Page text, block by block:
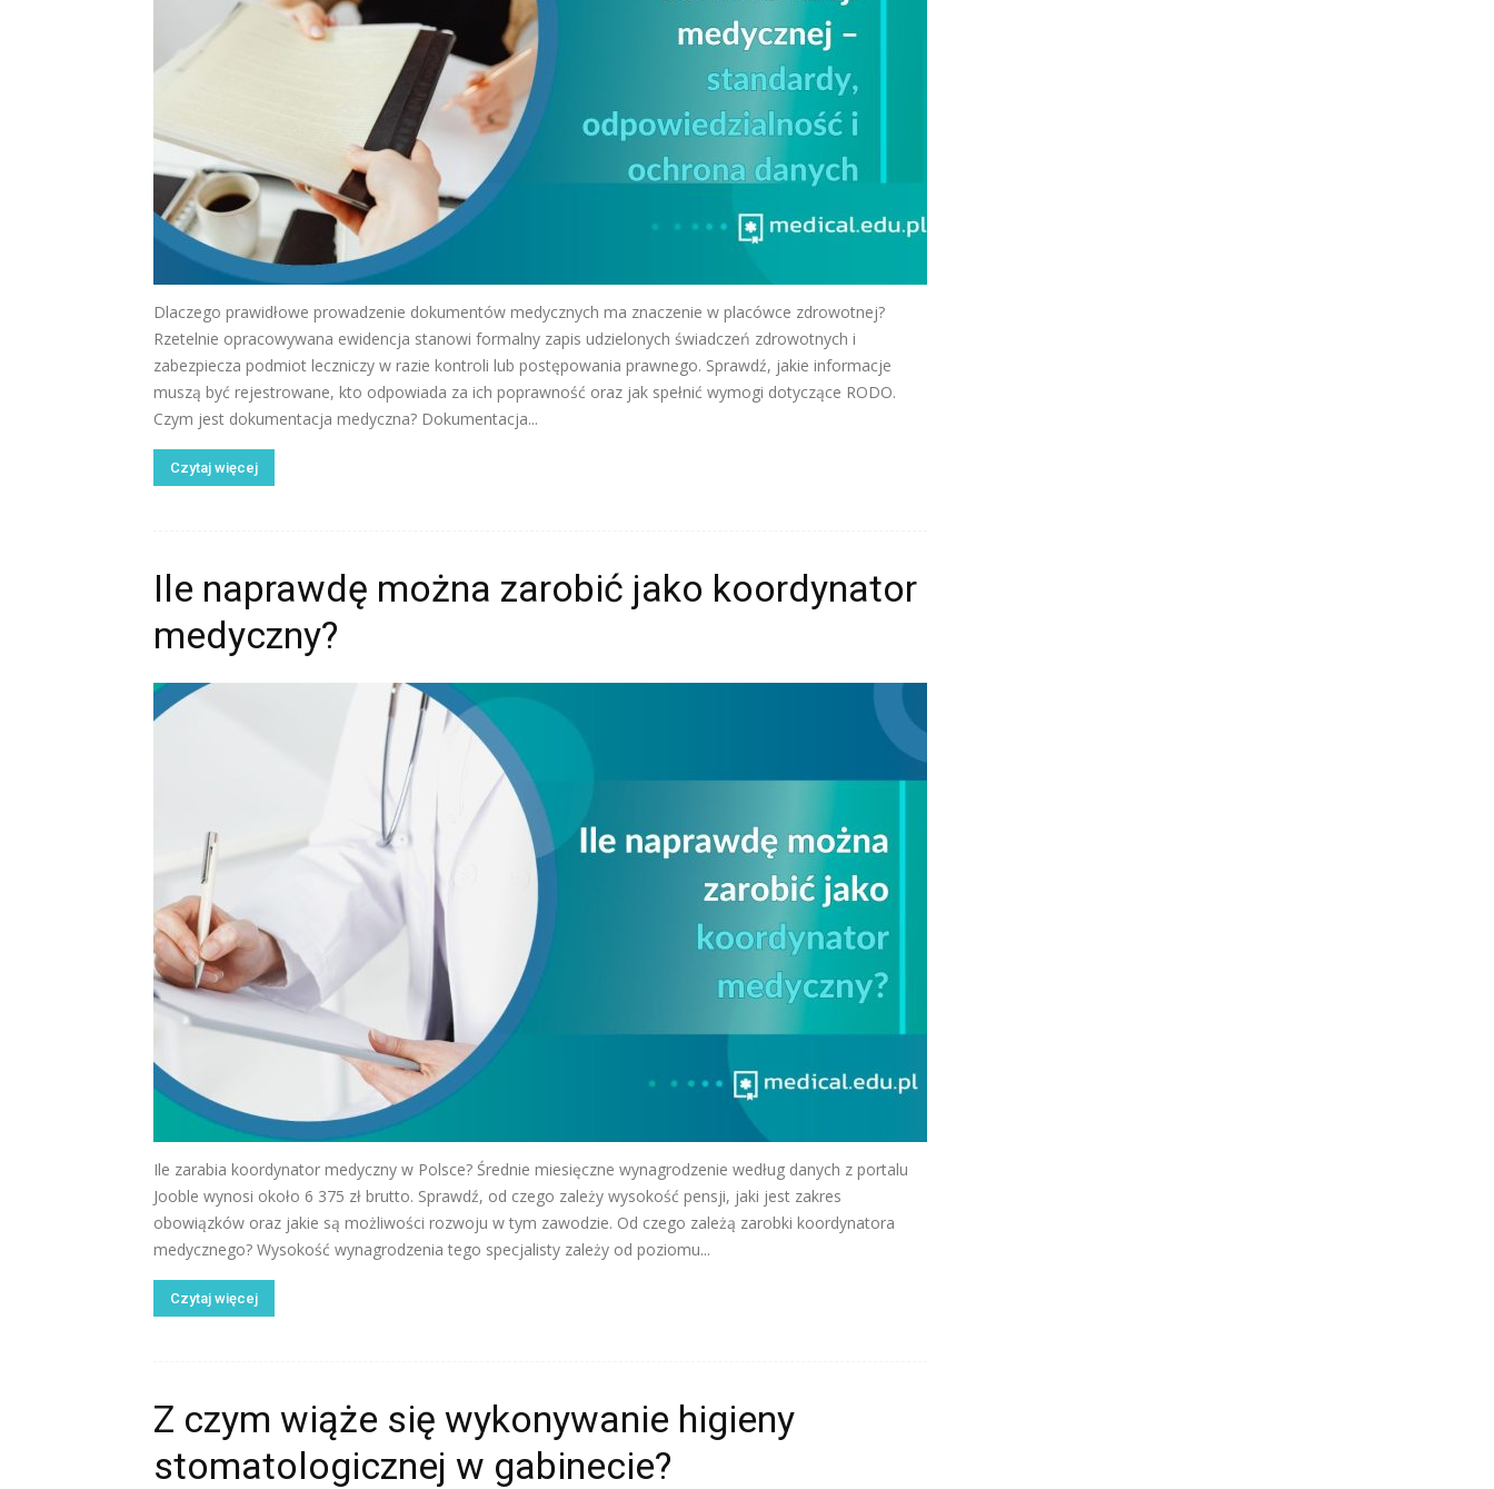
Dlaczego prawidłowe prowadzenie dokumentów medycznych ma znaczenie w placówce zdrowotnej?
Rzetelnie opracowywana ewidencja stanowi formalny zapis udzielonych świadczeń zdrowotnych i
zabezpiecza podmiot leczniczy w razie kontroli lub postępowania prawnego. Sprawdź, jakie informacje
muszą być rejestrowane, kto odpowiada za ich poprawność oraz jak spełnić wymogi dotyczące RODO.
Czym jest dokumentacja medyczna? Dokumentacja...
Czytaj więcej
Ile naprawdę można zarobić jako koordynator
medyczny?
Ile zarabia koordynator medyczny w Polsce? Średnie miesięczne wynagrodzenie według danych z portalu
Jooble wynosi około 6 375 zł brutto. Sprawdź, od czego zależy wysokość pensji, jaki jest zakres
obowiązków oraz jakie są możliwości rozwoju w tym zawodzie. Od czego zależą zarobki koordynatora
medycznego? Wysokość wynagrodzenia tego specjalisty zależy od poziomu...
Czytaj więcej
Z czym wiąże się wykonywanie higieny
stomatologicznej w gabinecie?